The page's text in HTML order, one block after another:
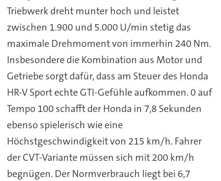
Triebwerk dreht munter hoch und leistet
zwischen 1.900 und 5.000 U/min stetig das
maximale Drehmoment von immerhin 240 Nm.
Insbesondere die Kombination aus Motor und
Getriebe sorgt dafür, dass am Steuer des Honda
HR-V Sport echte GTI-Gefühle aufkommen. 0 auf
Tempo 100 schafft der Honda in 7,8 Sekunden
ebenso spielerisch wie eine
Höchstgeschwindigkeit von 215 km/h. Fahrer
der CVT-Variante müssen sich mit 200 km/h
begnügen. Der Normverbrauch liegt bei 6,7